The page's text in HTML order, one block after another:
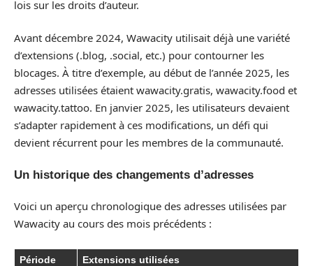
lois sur les droits d’auteur.
Avant décembre 2024, Wawacity utilisait déjà une variété
d’extensions (.blog, .social, etc.) pour contourner les
blocages. À titre d’exemple, au début de l’année 2025, les
adresses utilisées étaient wawacity.gratis, wawacity.food et
wawacity.tattoo. En janvier 2025, les utilisateurs devaient
s’adapter rapidement à ces modifications, un défi qui
devient récurrent pour les membres de la communauté.
Un historique des changements d’adresses
Voici un aperçu chronologique des adresses utilisées par
Wawacity au cours des mois précédents :
Période Extensions utilisées